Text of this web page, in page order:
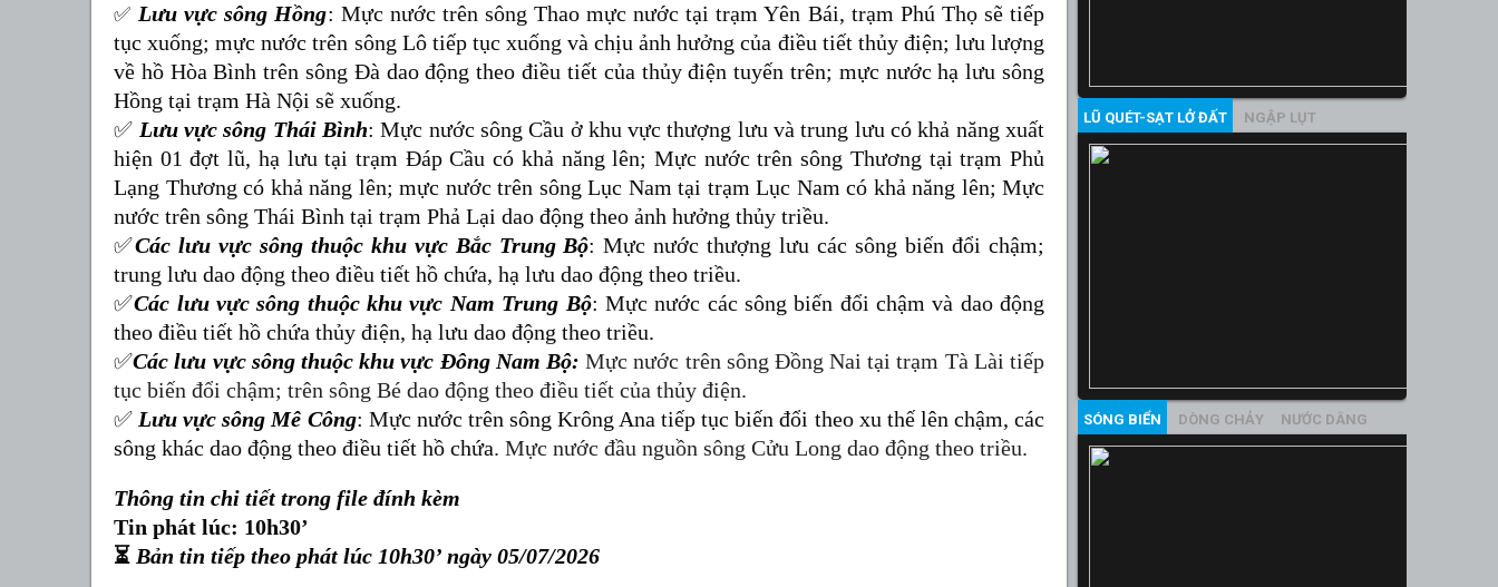
✅Lưu vực sông Hồng: Mực nước trên sông Thao mực nước tại trạm Yên Bái, trạm Phú Thọ sẽ tiếp
tục xuống; mực nước trên sông Lô tiếp tục xuống và chịu ảnh hưởng của điều tiết thủy điện; lưu lượng
về hồ Hòa Bình trên sông Đà dao động theo điều tiết của thủy điện tuyến trên; mực nướchạ lưu sông
Hồng tại trạm Hà Nội sẽ xuống.
✅ Lưu vực sông Thái Bình:Mực nước sông Cầu ở khu vực thượng lưu và trung lưu có khả năng xuất
hiện 01 đợt lũ, hạ lưu tại trạm Đáp Cầu có khả năng lên; Mực nước trên sông Thương tại trạm Phủ
Lạng Thương có khả năng lên; mực nước trên sông Lục Nam tại trạm Lục Nam có khả năng lên; Mực
nước trên sông Thái Bình tại trạm Phả Lại dao động theo ảnh hưởng thủy triều.
✅Các lưu vực sông thuộc khu vực Bắc Trung Bộ: Mực nước thượng lưu các sông biến đổi chậm;
trung lưu dao động theo điều tiết hồ chứa, hạ lưu dao động theo triều.
✅Các lưu vực sông thuộc khu vực Nam Trung Bộ: Mực nước các sông biến đổi chậm và dao động
theo điều tiết hồ chứa thủy điện, hạ lưu dao động theo triều.
✅Các lưu vực sông thuộc khu vực Đông Nam Bộ: Mực nước trên sông Đồng Nai tại trạm Tà Lài tiếp
tục biến đổi chậm; trên sông Bé dao động theo điều tiết của thủy điện.
✅Lưu vực sông Mê Công: Mực nước trên sông Krông Ana tiếp tụcbiến đổi theo xu thế lên chậm, các
sông khác dao động theo điều tiết hồ chứa. Mực nước đầu nguồn sông Cửu Long dao động theo triều.
Thông tin chi tiết trong file đính kèm
Tin phát lúc: 10h30’
⏳ Bản tin tiếp theo phát lúc 10h30’ ngày 05/07/2026
LŨ QUÉT-SẠT LỞ ĐẤT NGẬP LỤT
SÓNG BIỂN DÒNG CHẢY NƯỚC DÂNG